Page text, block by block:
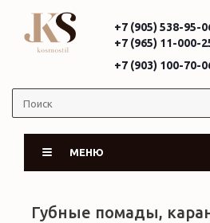
+7 (905) 538-95-
+7 (965) 11-000-
+7 (903) 100-70-
МЕНЮ
Губные помады,